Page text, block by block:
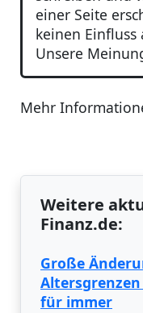
einer Seite
keinen
Unsere
Mehr
Weitere
Finanz.de:
Große
für immer